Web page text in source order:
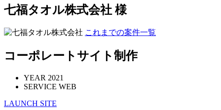
七福タオル株式会社 様
これまでの案件一覧
コーポレートサイト制作
YEAR 2021
SERVICE WEB
LAUNCH SITE